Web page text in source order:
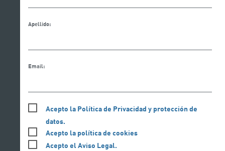
Apellido:
Email:
Acepto la Política de Privacidad y protección de
datos.
Acepto la política de cookies
Acepto el Aviso Legal.